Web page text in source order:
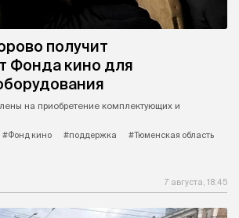
получит
Фонда кино для
на приобретение комплектующих и
#Фонд кино #поддержка
#Тюменская область
7 августа, 18:45